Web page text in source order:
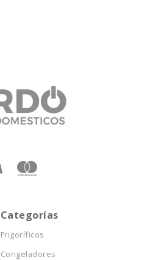
Categorías
Frigoríficos
Congeladores